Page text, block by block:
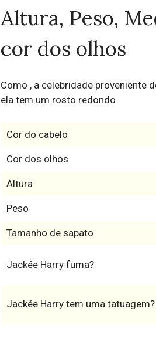
Altura, Peso,
cor dos olhos
Como , a celebridade proveniente
ela tem um rosto redondo
Cor do cabelo
Cor dos olhos
Altura
Peso
Tamanho de sapato
Jackée Harry fuma?
Jackée Harry tem uma tatuagem?